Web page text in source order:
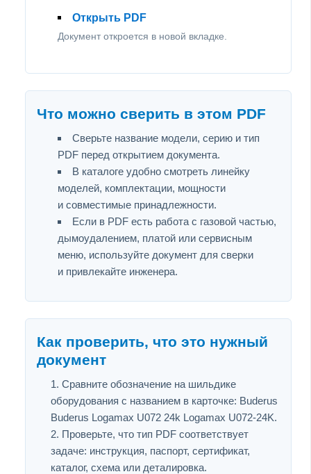
Открыть PDF
Документ откроется в новой вкладке.
Что можно сверить в этом PDF
Сверьте название модели, серию и тип
PDF перед открытием документа.
В каталоге удобно смотреть линейку
моделей, комплектации, мощности
и совместимые принадлежности.
Если в PDF есть работа с газовой частью,
дымоудалением, платой или сервисным
меню, используйте документ для сверки
и привлекайте инженера.
Как проверить, что это нужный
документ
Сравните обозначение на шильдике
оборудования с названием в карточке: Buderus
Buderus Logamax U072 24k Logamax U072-24K.
Проверьте, что тип PDF соответствует
задаче: инструкция, паспорт, сертификат,
каталог, схема или деталировка.